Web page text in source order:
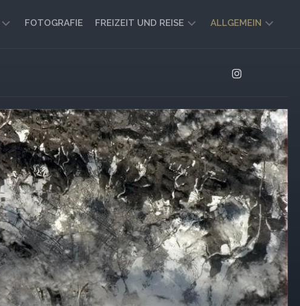
FOTOGRAFIE FREIZEIT UND REISE
REISEBERICHTE
UND
IMPRESSIONEN
FREIZEIT-
TIPPS
ALLGEMEIN